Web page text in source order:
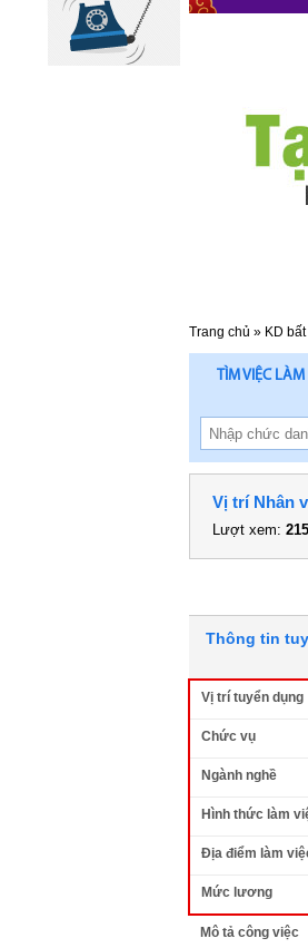
Trang chủ » KD
TÌM VIỆC LÀM
Vị trí Nhân
Lượt xem: 215
Thông tin
Vị trí tuyển dụng
Chức vụ
Ngành nghề
Hình thức làm
Địa điểm làm
Mức lương
Mô tả công việc